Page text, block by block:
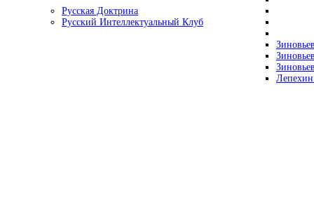
Русская Доктрина
Русский Интеллектуальный Клуб